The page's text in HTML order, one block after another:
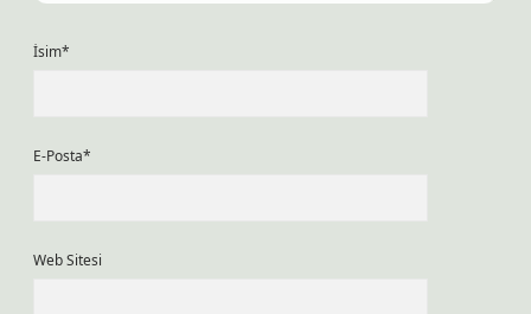
İsim*
E-Posta*
Web Sitesi